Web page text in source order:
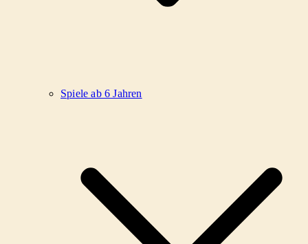
Spiele ab 6 Jahren